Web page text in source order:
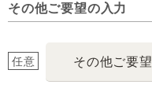
その他ご要望の入力
任意 その他ご要